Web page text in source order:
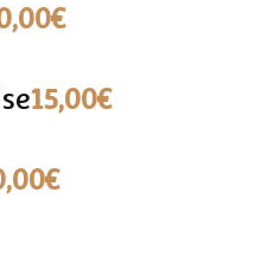
15,00€